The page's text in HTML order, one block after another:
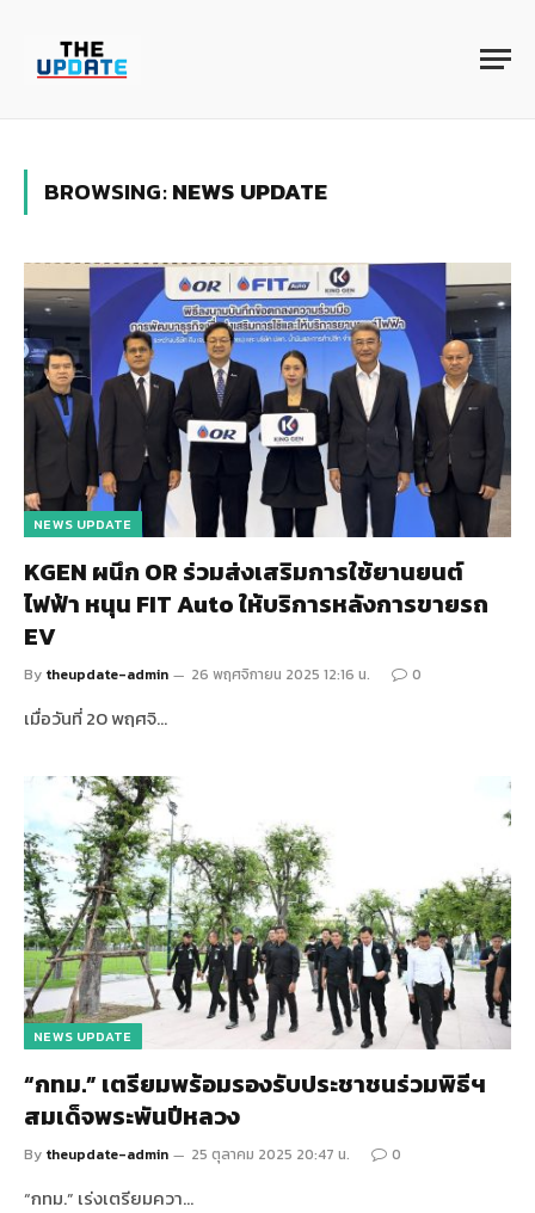
BROWSING:NEWS UPDATE
NEWS UPDATE
KGEN ผนึก OR ร่วมส่งเสริมการใช้ยานยนต์
ไฟฟ้า หนุน FIT Auto ให้บริการหลังการขายรถ
EV
By theupdate-admin 26 พฤศจิกายน 2025 12:16 น. 0
เมื่อวันที่ 20 พฤศจิ…
NEWS UPDATE
“กทม.” เตรียมพร้อมรองรับประชาชนร่วมพิธีฯ
สมเด็จพระพันปีหลวง
By theupdate-admin 25 ตุลาคม 2025 20:47 น. 0
“กทม.” เร่งเตรียมควา…